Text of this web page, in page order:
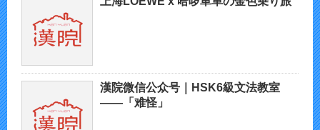
漢院微信公众号｜HSK6級文法教室
——「难怪」